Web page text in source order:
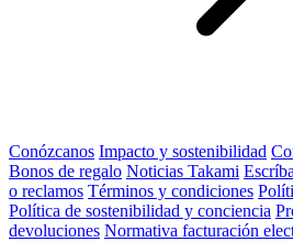
Conózcanos Impacto y sostenibilidad
Bonos de regalo Noticias Takami
o reclamos Términos y condiciones
Política de sostenibilidad y conciencia
devoluciones Normativa facturación